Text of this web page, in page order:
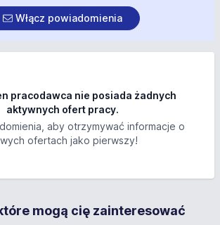
Włącz powiadomienia
pracodawca nie posiada żadnych
aktywnych ofert pracy.
aby otrzymywać informacje o
ofertach jako pierwszy!
mogą cię zainteresować